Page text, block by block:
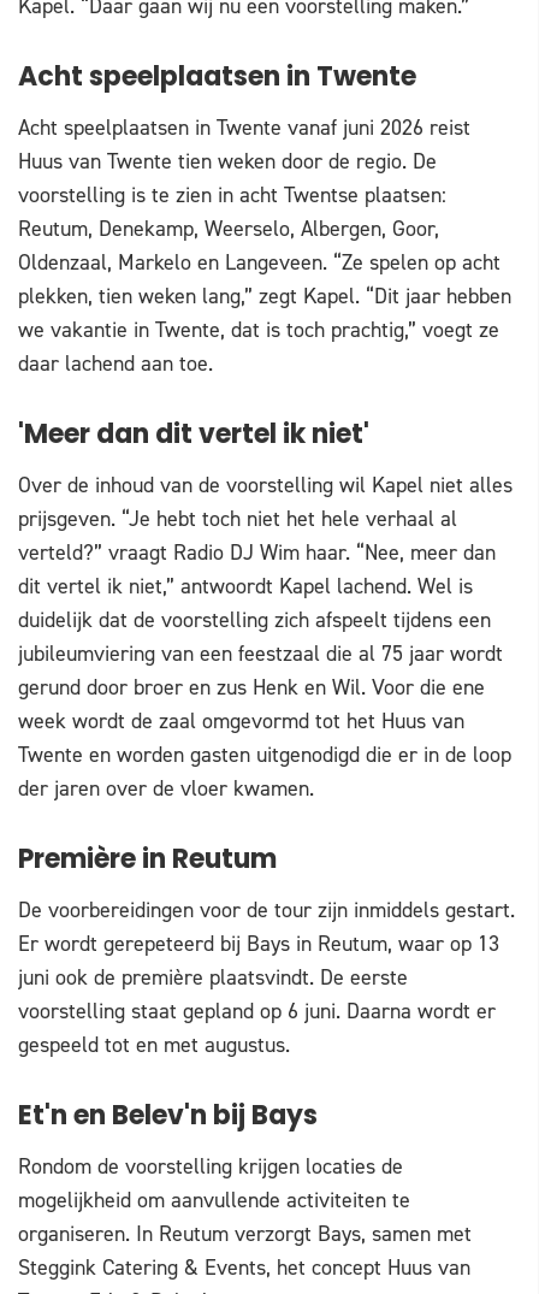
Kapel. “Daar gaan wij nu een voorstelling maken.”
Acht speelplaatsen in Twente
Acht speelplaatsen in Twente vanaf juni 2026 reist
Huus van Twente tien weken door de regio. De
voorstelling is te zien in acht Twentse plaatsen:
Reutum, Denekamp, Weerselo, Albergen, Goor,
Oldenzaal, Markelo en Langeveen. “Ze spelen op acht
plekken, tien weken lang,” zegt Kapel. “Dit jaar hebben
we vakantie in Twente, dat is toch prachtig,” voegt ze
daar lachend aan toe.
'Meer dan dit vertel ik niet'
Over de inhoud van de voorstelling wil Kapel niet alles
prijsgeven. “Je hebt toch niet het hele verhaal al
verteld?” vraagt Radio DJ Wim haar. “Nee, meer dan
dit vertel ik niet,” antwoordt Kapel lachend. Wel is
duidelijk dat de voorstelling zich afspeelt tijdens een
jubileumviering van een feestzaal die al 75 jaar wordt
gerund door broer en zus Henk en Wil. Voor die ene
week wordt de zaal omgevormd tot het Huus van
Twente en worden gasten uitgenodigd die er in de loop
der jaren over de vloer kwamen.
Première in Reutum
De voorbereidingen voor de tour zijn inmiddels gestart.
Er wordt gerepeteerd bij Bays in Reutum, waar op 13
juni ook de première plaatsvindt. De eerste
voorstelling staat gepland op 6 juni. Daarna wordt er
gespeeld tot en met augustus.
Et'n en Belev'n bij Bays
Rondom de voorstelling krijgen locaties de
mogelijkheid om aanvullende activiteiten te
organiseren. In Reutum verzorgt Bays, samen met
Steggink Catering & Events, het concept Huus van